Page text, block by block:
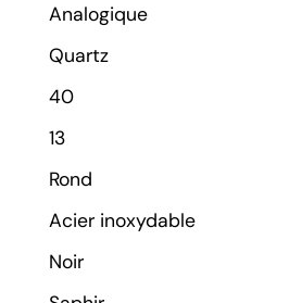
Analogique
Quartz
40
13
Rond
Acier inoxydable
Noir